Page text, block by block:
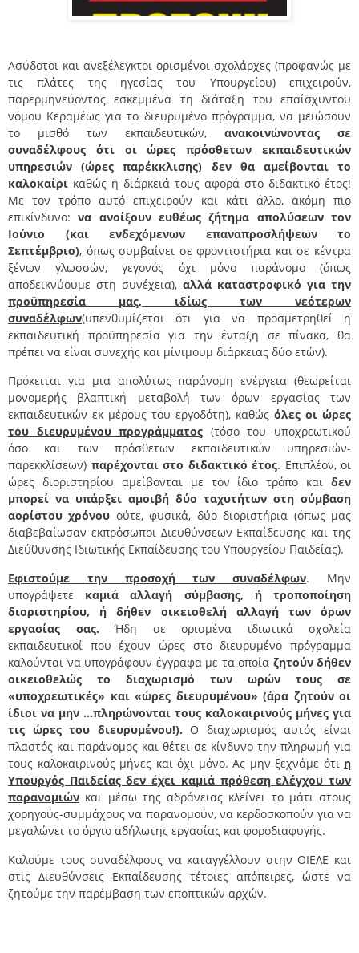
Ασύδοτοι και ανεξέλεγκτοι ορισμένοι σχολάρχες (προφανώς με
τις πλάτες της ηγεσίας του Υπουργείου) επιχειρούν,
παρερμηνεύοντας εσκεμμένα τη διάταξη του επαίσχυντου
νόμου Κεραμέως για το διευρυμένο πρόγραμμα, να μειώσουν
το μισθό των εκπαιδευτικών, ανακοινώνοντας σε
συναδέλφους ότι οι ώρες πρόσθετων εκπαιδευτικών
υπηρεσιών (ώρες παρέκκλισης) δεν θα αμείβονται το
καλοκαίρι καθώς η διάρκειά τους αφορά στο διδακτικό έτος!
Με τον τρόπο αυτό επιχειρούν και κάτι άλλο, ακόμη πιο
επικίνδυνο:να ανοίξουν ευθέως ζήτημα απολύσεων τον
Ιούνιο (και ενδεχόμενων επαναπροσλήψεων το
Σεπτέμβριο), όπως συμβαίνει σε φροντιστήρια και σε κέντρα
ξένων γλωσσών, γεγονός όχι μόνο παράνομο (όπως
αποδεικνύουμε στη συνέχεια), αλλά καταστροφικό για την
προϋπηρεσία μας, ιδίως των νεότερων
συναδέλφων(υπενθυμίζεται ότι για να προσμετρηθεί η
εκπαιδευτική προϋπηρεσία για την ένταξη σε πίνακα, θα
πρέπει να είναι συνεχής και μίνιμουμ διάρκειας δύο ετών).
Πρόκειται για μια απολύτως παράνομη ενέργεια (θεωρείται
μονομερής βλαπτική μεταβολή των όρων εργασίας των
εκπαιδευτικών εκ μέρους του εργοδότη), καθώς όλες οι ώρες
του διευρυμένου προγράμματος (τόσο του υποχρεωτικού
όσο και των πρόσθετων εκπαιδευτικών υπηρεσιών-
παρεκκλίσεων) παρέχονται στο διδακτικό έτος. Επιπλέον, οι
ώρες διοριστηρίου αμείβονται με τον ίδιο τρόπο και δεν
μπορεί να υπάρξει αμοιβή δύο ταχυτήτων στη σύμβαση
αορίστου χρόνου ούτε, φυσικά, δύο διοριστήρια (όπως μας
διαβεβαίωσαν εκπρόσωποι Διευθύνσεων Εκπαίδευσης και της
Διεύθυνσης Ιδιωτικής Εκπαίδευσης του Υπουργείου Παιδείας).
Εφιστούμε την προσοχή των συναδέλφων. Μην
υπογράψετε καμιά αλλαγή σύμβασης, ή τροποποίηση
διοριστηρίου, ή δήθεν οικειοθελή αλλαγή των όρων
εργασίας σας. Ήδη σε ορισμένα ιδιωτικά σχολεία
εκπαιδευτικοί που έχουν ώρες στο διευρυμένο πρόγραμμα
καλούνται να υπογράφουν έγγραφα με τα οποία ζητούν δήθεν
οικειοθελώς το διαχωρισμό των ωρών τους σε
«υποχρεωτικές» και «ώρες διευρυμένου» (άρα ζητούν οι
ίδιοι να μην …πληρώνονται τους καλοκαιρινούς μήνες για
τις ώρες του διευρυμένου!). Ο διαχωρισμός αυτός είναι
πλαστός και παράνομος και θέτει σε κίνδυνο την πληρωμή για
τους καλοκαιρινούς μήνες και όχι μόνο. Ας μην ξεχνάμε ότι η
Υπουργός Παιδείας δεν έχει καμιά πρόθεση ελέγχου των
παρανομιών και μέσω της αδράνειας κλείνει το μάτι στους
χορηγούς-συμμάχους να παρανομούν, να κερδοσκοπούν για να
μεγαλώνει το όργιο αδήλωτης εργασίας και φοροδιαφυγής.
Καλούμε τους συναδέλφους να καταγγέλλουν στην ΟΙΕΛΕ και
στις Διευθύνσεις Εκπαίδευσης τέτοιες απόπειρες, ώστε να
ζητούμε την παρέμβαση των εποπτικών αρχών.